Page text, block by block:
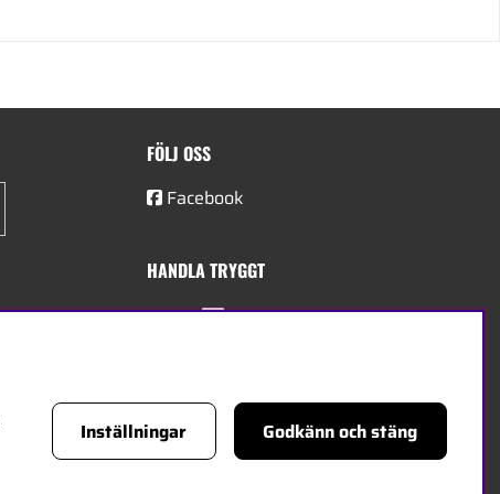
FÖLJ OSS
Facebook
HANDLA TRYGGT
Inställningar Godkänn och stäng